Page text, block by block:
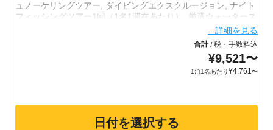
ュノーケリングツアー, ダイビングエクスクルージョン, ナイト
フィッシングツアー1回（1名1滞在あたり）, 厳選ウォータース
ポーツ, フェリー送迎（往復）, 空港ピックアップ, 空港ドロッ
プオフ（お見送り）, フェリー送迎（片道）, ドリンク, コーヒ
...詳細を見る
合計/税・手数料込
¥9,521〜
1泊1名あたり¥4,761〜
日付を選択する